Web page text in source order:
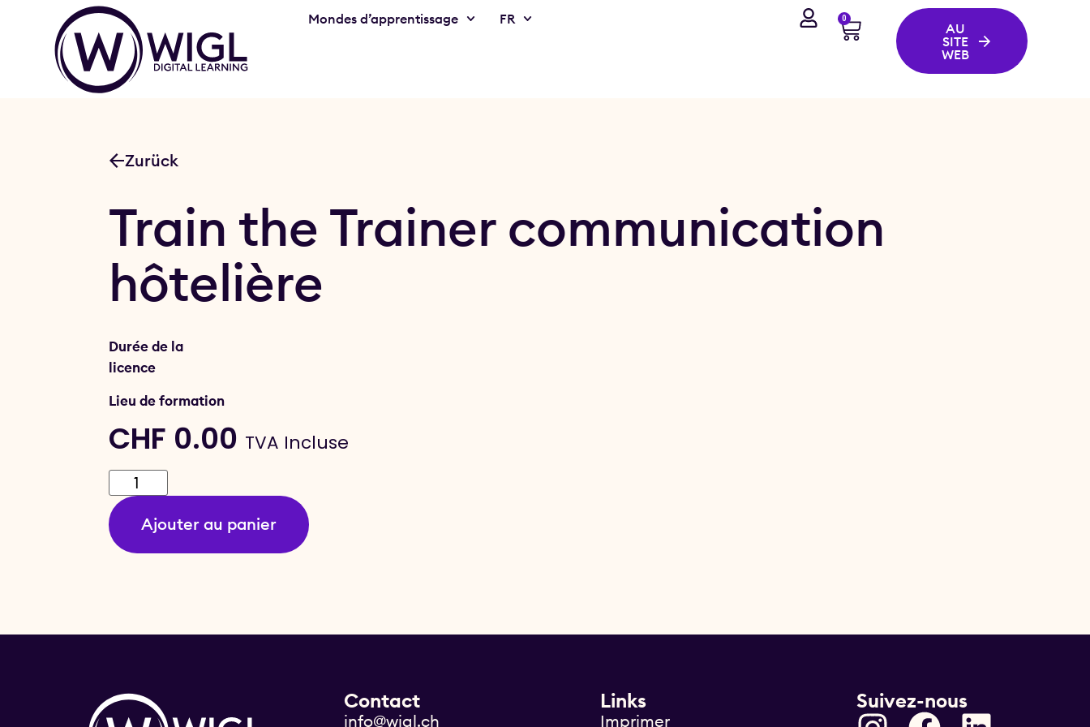
Mondes d’apprentissage FR 0
AU
SITE
WEB
Zurück
Train the Trainer communication
hôtelière
Durée de la
licence
Lieu de formation
CHF 0.00 TVA Incluse
Ajouter au panier
Contact
info@wigl.ch
Links
Imprimer
Suivez-nous